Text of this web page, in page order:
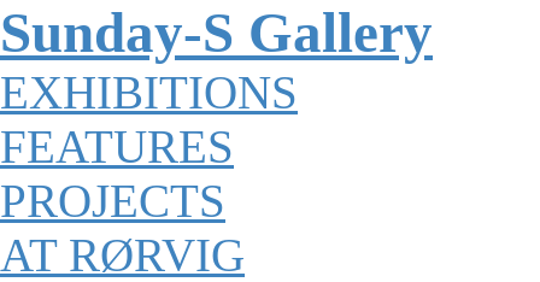
Sunday-S Gallery
EXHIBITIONS
FEATURES
PROJECTS
AT RØRVIG